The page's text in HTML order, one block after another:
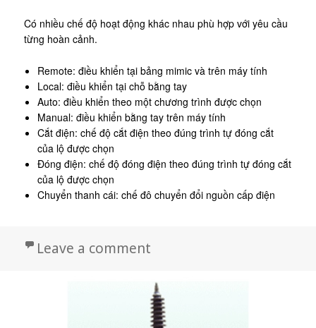
Có nhiều chế độ hoạt động khác nhau phù hợp với yêu cầu
từng hoàn cảnh.
Remote: điều khiển tại bảng mimic và trên máy tính
Local: điều khiển tại chỗ bằng tay
Auto: điều khiển theo một chương trình được chọn
Manual: điều khiển bằng tay trên máy tính
Cắt điện: chế độ cắt điện theo đúng trình tự đóng cắt
của lộ được chọn
Đóng điện: chế độ đóng điện theo đúng trình tự đóng cắt
của lộ được chọn
Chuyển thanh cái: chế đô chuyển đổi nguồn cấp điện
Leave a comment